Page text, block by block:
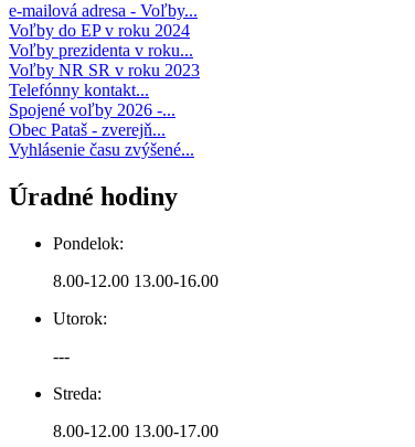
e-mailová adresa - Voľby...
Voľby do EP v roku 2024
Voľby prezidenta v roku...
Voľby NR SR v roku 2023
Telefónny kontakt...
Spojené voľby 2026 -...
Obec Pataš - zverejň...
Vyhlásenie času zvýšené...
Úradné hodiny
Pondelok:
8.00-12.00 13.00-16.00
Utorok:
---
Streda:
8.00-12.00 13.00-17.00